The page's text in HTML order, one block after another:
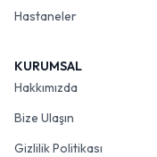
Hastaneler
KURUMSAL
Hakkımızda
Bize Ulaşın
Gizlilik Politikası